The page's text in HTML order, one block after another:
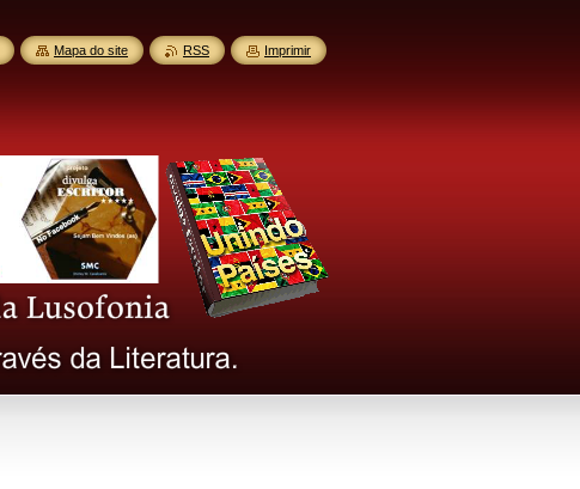
Mapa do site RSS Imprimir